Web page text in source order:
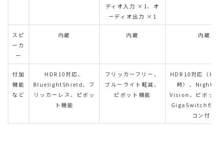
ディオ入力 ×1、オ
ーディオ出力 ×1
スピ
ーカ
ー
内蔵 内蔵 内蔵
付加
機能
など
HDR10対応、
BluelightShield、フ
リッカーレス、ピボッ
ト機能
フリッカーフリー、
ブルーライト軽減、
ピボット機能
HDR10対応（
時）、Night
Vision、ピボッ
GigaSwitch付
コン付き